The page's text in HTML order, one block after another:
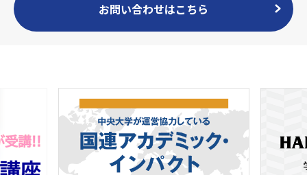
お問い合わせはこちら